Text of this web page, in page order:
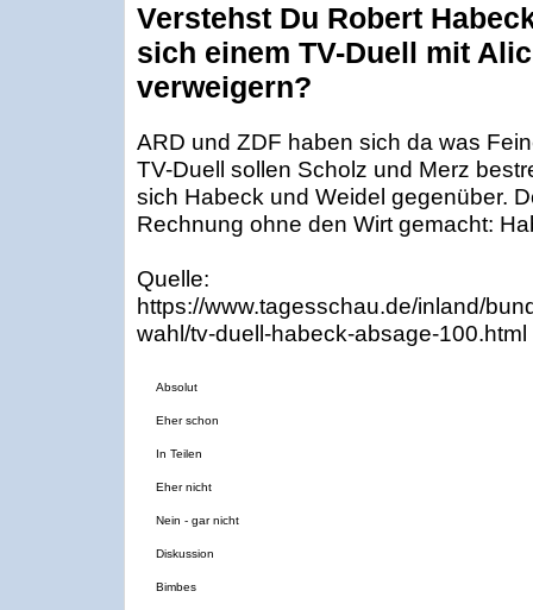
Verstehst Du Robert
sich einem TV-Duell mit
verweigern?
ARD und ZDF haben sich da was
TV-Duell sollen Scholz und Merz
sich Habeck und Weidel gegenüber.
Rechnung ohne den Wirt gemacht:
Quelle:
https://www.tagesschau.de/inland/
wahl/tv-duell-habeck-absage-100.html
Absolut
Eher schon
In Teilen
Eher nicht
Nein - gar nicht
Diskussion
Bimbes